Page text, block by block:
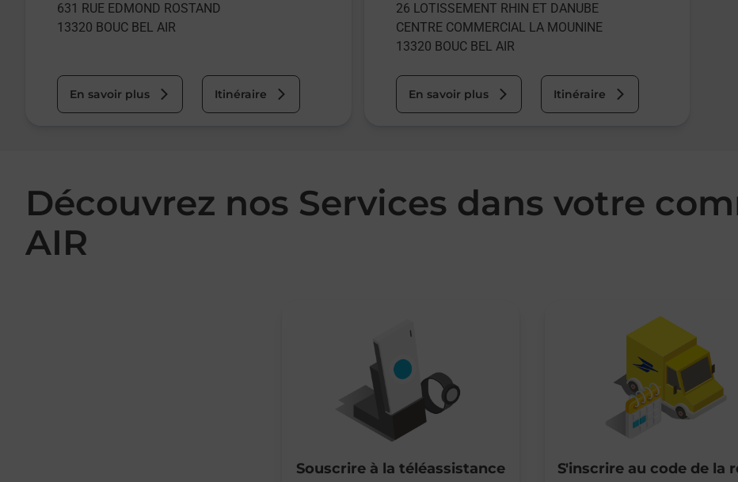
631 RUE EDMOND ROSTAND
13320 BOUC BEL AIR
En savoir plus Itinéraire
26 LOTISSEMENT RHIN ET DANUBE
CENTRE COMMERCIAL LA MOUNINE
13320 BOUC BEL AIR
En savoir plus Itinéraire
Découvrez nos Services dans votre
AIR
Souscrire à la téléassistance S'inscrire au code de la